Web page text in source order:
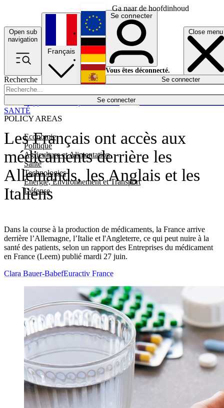
Ga naar de hoofdinhoud
Open sub
navigation
Close menu
Recherche
Se connecter
POLICY AREAS
Economie
Politique
Agriculture et Alimentation
Santé
Technologies
Energie, Environnement et Transport
Défense
Économie
Français
English
Deutsch
Español
Se connecter
Vous êtes déconnecté.
Se connecter
Les Français ont accès aux
médicaments derrière les
Allemands, les Anglais et les
Italiens
Dans la course à la production de médicaments, la France arrive
derrière l’Allemagne, l’Italie et l'Angleterre, ce qui peut nuire à la
santé des patients, selon un rapport des Entreprises du médicament
en France (Leem) publié mardi 27 juin.
SANTÉ
Clara Bauer-BabefEuractiv France